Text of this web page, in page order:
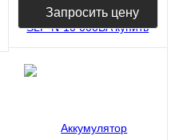
Запросить цену